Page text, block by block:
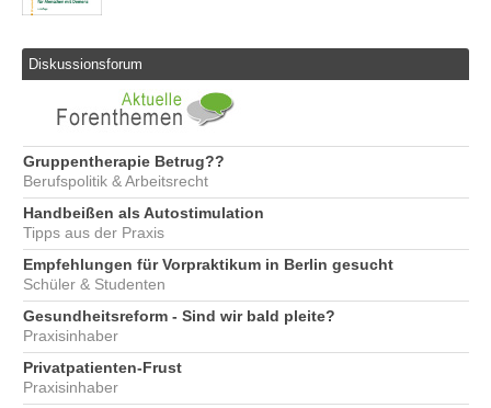
Diskussionsforum
Gruppentherapie Betrug??
Berufspolitik & Arbeitsrecht
Handbeißen als Autostimulation
Tipps aus der Praxis
Empfehlungen für Vorpraktikum in Berlin gesucht
Schüler & Studenten
Gesundheitsreform - Sind wir bald pleite?
Praxisinhaber
Privatpatienten-Frust
Praxisinhaber